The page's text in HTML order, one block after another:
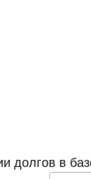
долгов в